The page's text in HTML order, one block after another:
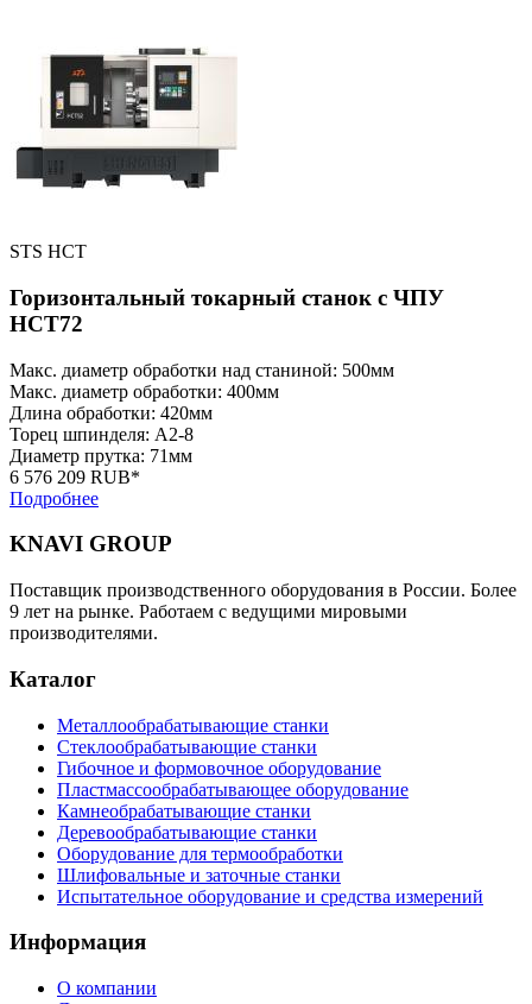
STS HCT
Горизонтальный токарный станок с ЧПУ
HCT72
Макс. диаметр обработки над станиной: 500мм
Макс. диаметр обработки: 400мм
Длина обработки: 420мм
Торец шпинделя: A2-8
Диаметр прутка: 71мм
6 576 209 RUB*
Подробнее
KNAVI GROUP
Поставщик производственного оборудования в России. Более
9 лет на рынке. Работаем с ведущими мировыми
производителями.
Каталог
Металлообрабатывающие станки
Стеклообрабатывающие станки
Гибочное и формовочное оборудование
Пластмассообрабатывающее оборудование
Камнеобрабатывающие станки
Деревообрабатывающие станки
Оборудование для термообработки
Шлифовальные и заточные станки
Испытательное оборудование и средства измерений
Информация
О компании